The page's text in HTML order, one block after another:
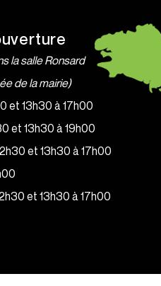
la salle Ronsard
de la mairie)
et 13h30 à 17h00
et 13h30 à 19h00
et 13h30 à 17h00
et 13h30 à 17h00